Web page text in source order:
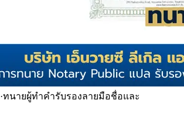
·ทนายผู้ทำคำรับรองลายมือชื่อและ